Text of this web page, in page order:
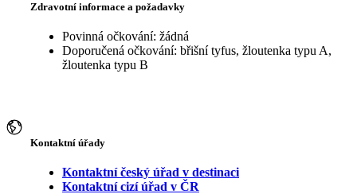
Zdravotní informace a požadavky
Povinná očkování: žádná
Doporučená očkování: břišní tyfus, žloutenka typu A,
žloutenka typu B
Kontaktní úřady
Kontaktní český úřad v destinaci
Kontaktní cizí úřad v ČR